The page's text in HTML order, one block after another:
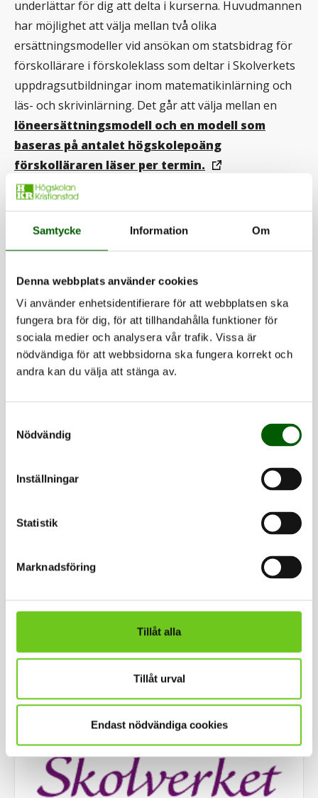
Samtycke Information Om
Denna webbplats använder cookies
Vi använder enhetsidentifierare för att webbplatsen ska
fungera bra för dig, för att tillhandahålla funktioner för
sociala medier och analysera vår trafik. Vissa är
nödvändiga för att webbsidorna ska fungera korrekt och
andra kan du välja att stänga av.
Nödvändig
Inställningar
Statistik
Marknadsföring
Tillåt alla
Tillåt urval
Endast nödvändiga cookies
underlättar för dig att delta i kurserna. Huvudmannen
har möjlighet att välja mellan två olika
ersättningsmodeller vid ansökan om statsbidrag för
förskollärare i förskoleklass som deltar i Skolverkets
uppdragsutbildningar inom matematikinlärning och
läs- och skrivinlärning. Det går att välja mellan en
löneersättningsmodell och en modell som
baseras på antalet högskolepoäng
förskolläraren läser per termin.
Kontakt
Länk till kontaktuppgifter visas om 2